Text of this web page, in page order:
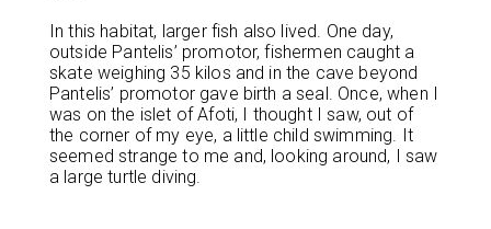
In this habitat, larger fish also lived. One day,
outside Pantelis’ promotor, fishermen caught a
skate weighing 35 kilos and in the cave beyond
Pantelis’ promotor gave birth a seal. Once, when I
was on the islet of Afoti, I thought I saw, out of
the corner of my eye, a little child swimming. It
seemed strange to me and, looking around, I saw
a large turtle diving.